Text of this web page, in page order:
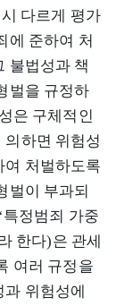
다르게 평가
에 준하여 처
불법성과 책
벌을 규정하
은 구체적인
하면 위험성
여 처벌하도록
벌이 부과되
정범죄 가중
한다)은 관세
여러 규정을
위험성에